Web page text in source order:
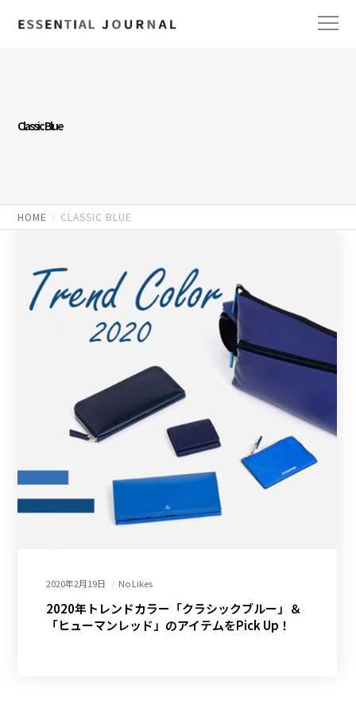
Classic Blue
HOME CLASSIC BLUE
2020年2月19日 No Likes
2020年トレンドカラー「クラシックブルー」＆
「ヒューマンレッド」のアイテムをPick Up！